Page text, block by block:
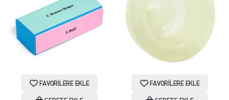
FAVORILERE EKLE FAVORILERE EKLE